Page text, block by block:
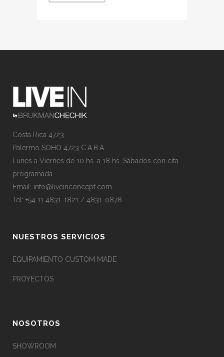
Costa Rica 4723
Palermo SOHO 4723 C.A.B.A
Lunes a Viernes de 10 hs. a 18 hs. Sábados con cita
programada.
Email: info@liveinconcept.com
Tel: +54 11 4831-1821 / 4831-0878
NUESTROS SERVICIOS
EQUIPAMIENTO CUSTOM MADE
PROYECTOS
NOSOTROS
SHOWROOM